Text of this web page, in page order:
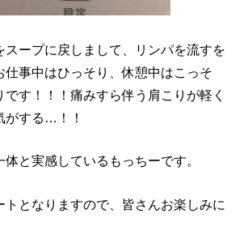
スープに戻しまして、リンパを流すを
仕事中はひっそり、休憩中はこっそ
です！！！痛みすら伴う肩こりが軽く
がする…！！
と実感しているもっちーです。
トとなりますので、皆さんお楽しみに